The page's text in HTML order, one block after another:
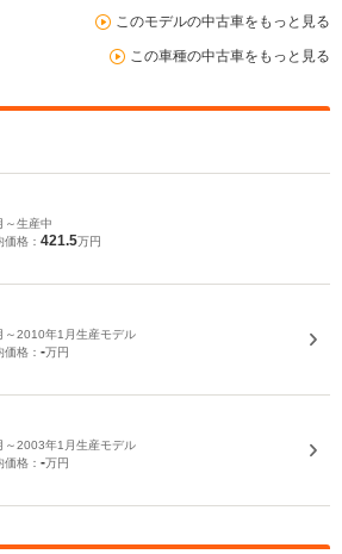
このモデルの中古車をもっと見る
この車種の中古車をもっと見る
～生産中
格： 421.5万円
～2010年1月生産モデル
格： -万円
～2003年1月生産モデル
格： -万円